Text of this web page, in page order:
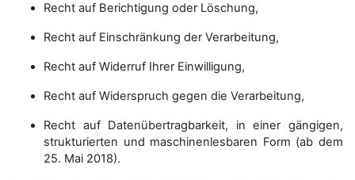
Recht auf Berichtigung oder Löschung,
Recht auf Einschränkung der Verarbeitung,
Recht auf Widerruf Ihrer Einwilligung,
Recht auf Widerspruch gegen die Verarbeitung,
Recht auf Datenübertragbarkeit, in einer gängigen,
strukturierten und maschinenlesbaren Form (ab dem
25. Mai 2018).